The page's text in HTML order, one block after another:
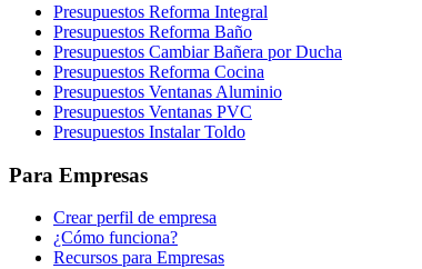
Presupuestos Reforma Integral
Presupuestos Reforma Baño
Presupuestos Cambiar Bañera por Ducha
Presupuestos Reforma Cocina
Presupuestos Ventanas Aluminio
Presupuestos Ventanas PVC
Presupuestos Instalar Toldo
Para Empresas
Crear perfil de empresa
¿Cómo funciona?
Recursos para Empresas